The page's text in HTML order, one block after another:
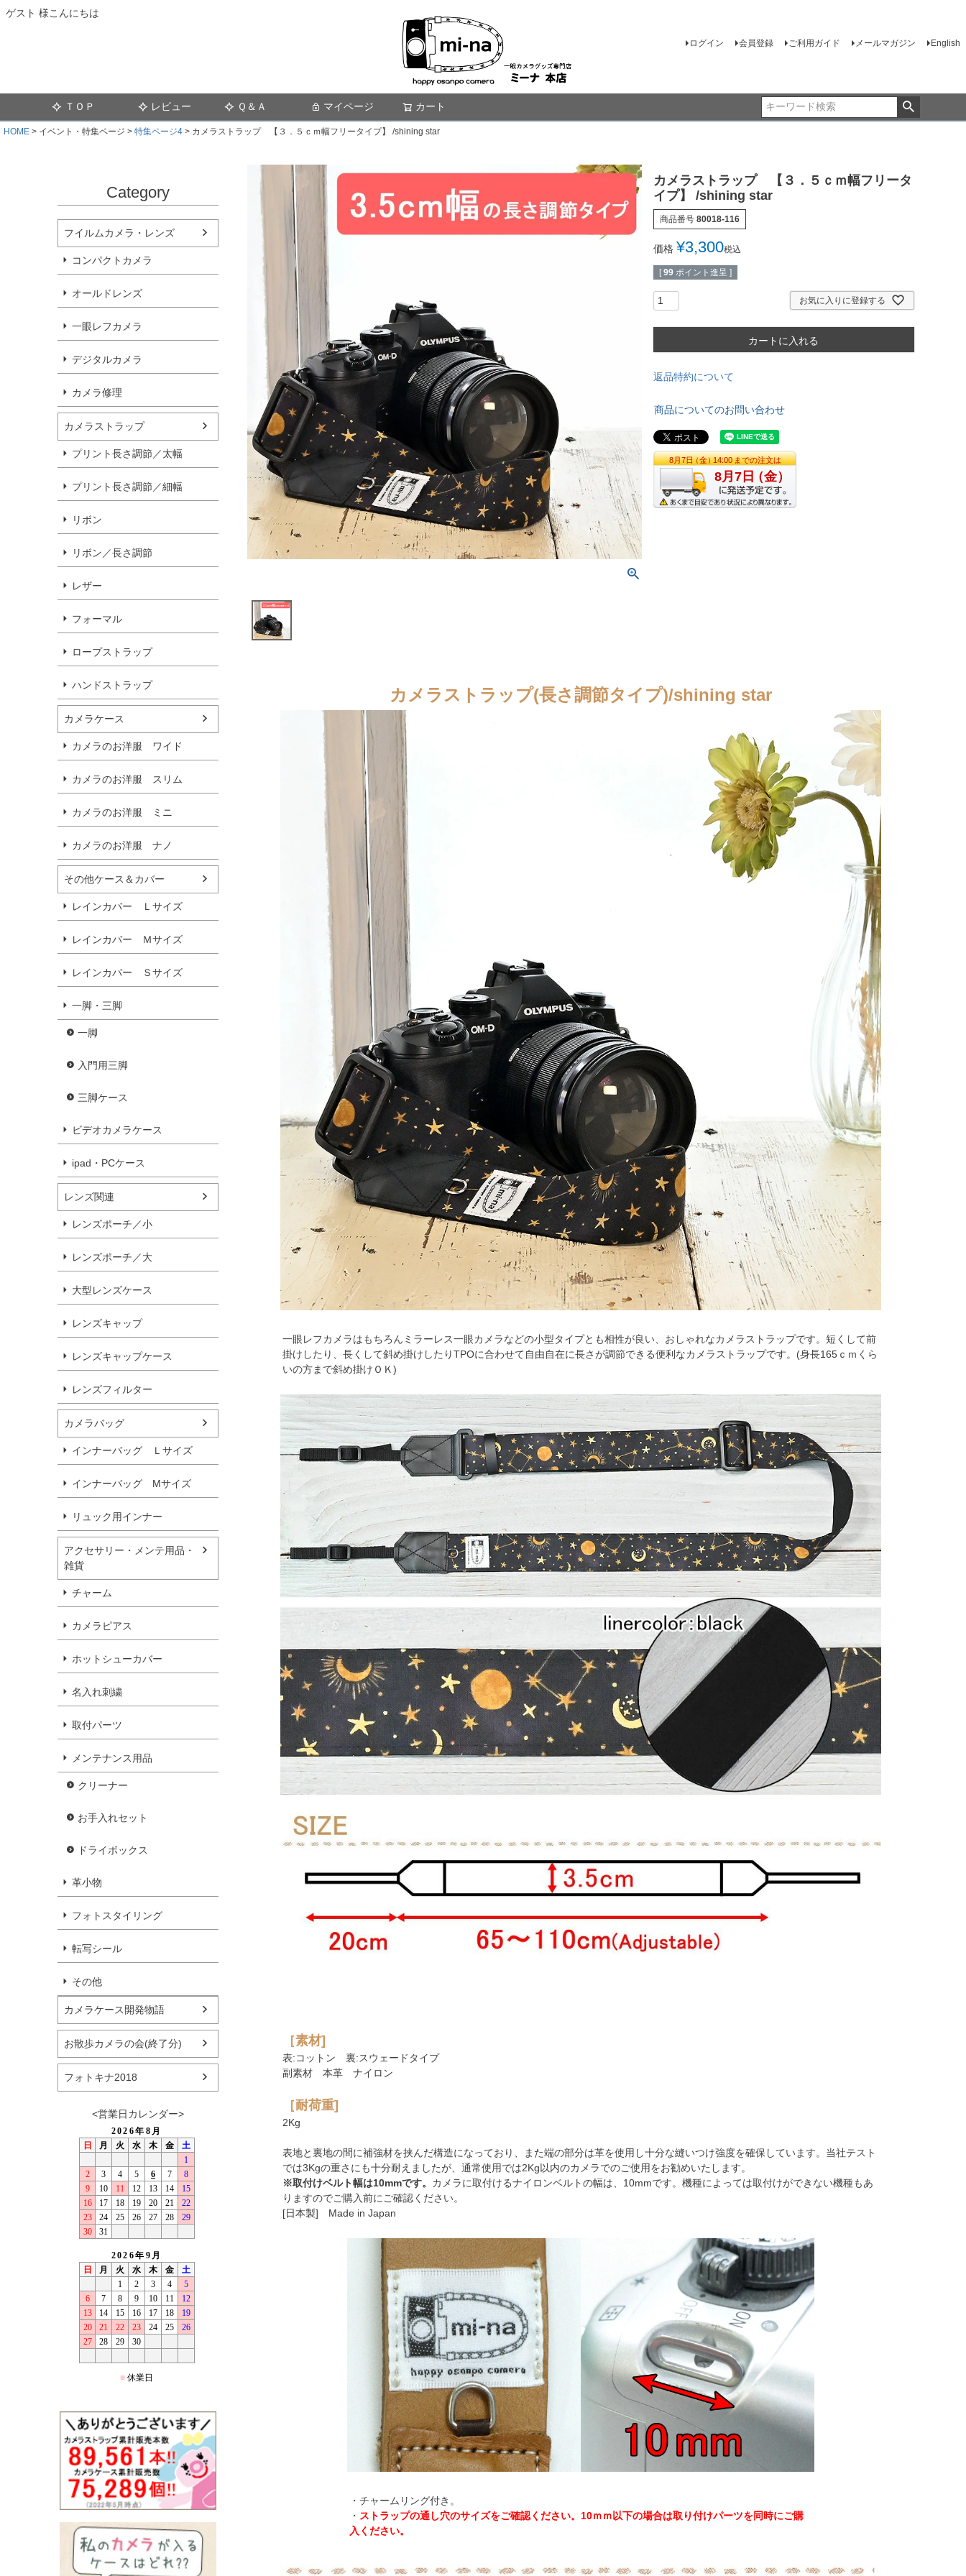
ゲスト 様こんにちは
ログイン 会員登録 ご利用ガイド メールマガジン English
ＴＯＰ レビュー Ｑ＆Ａ マイページ カート
HOME イベント・特集ページ 特集ページ4 カメラストラップ 【３．５ｃｍ幅フリータイプ】 /shining star
Category
フイルムカメラ・レンズ
コンパクトカメラ
オールドレンズ
一眼レフカメラ
デジタルカメラ
カメラ修理
カメラストラップ
プリント長さ調節／太幅
プリント長さ調節／細幅
リボン
リボン／長さ調節
レザー
フォーマル
ロープストラップ
ハンドストラップ
カメラケース
カメラのお洋服 ワイド
カメラのお洋服 スリム
カメラのお洋服 ミニ
カメラのお洋服 ナノ
その他ケース＆カバー
レインカバー Ｌサイズ
レインカバー Ｍサイズ
レインカバー Ｓサイズ
一脚・三脚
一脚
入門用三脚
三脚ケース
ビデオカメラケース
ipad・PCケース
レンズ関連
レンズポーチ／小
レンズポーチ／大
大型レンズケース
レンズキャップ
レンズキャップケース
レンズフィルター
カメラバッグ
インナーバッグ Ｌサイズ
インナーバッグ Мサイズ
リュック用インナー
アクセサリー・メンテ用品・
雑貨
チャーム
カメラピアス
ホットシューカバー
名入れ刺繍
取付パーツ
メンテナンス用品
クリーナー
お手入れセット
ドライボックス
革小物
フォトスタイリング
転写シール
その他
カメラケース開発物語
お散歩カメラの会(終了分)
フォトキナ2018
<営業日カレンダー>
カメラストラップ 【３．５ｃｍ幅フリータ
イプ】 /shining star
商品番号 80018-116
価格 ¥3,300税込
[ 99 ポイント進呈 ]
お気に入りに登録する
カートに入れる
返品特約について
商品についてのお問い合わせ
カメラストラップ(長さ調節タイプ)/shining star
一眼レフカメラはもちろんミラーレス一眼カメラなどの小型タイプとも相性が良い、おしゃれなカメラストラップです。短くして前
掛けしたり、長くして斜め掛けしたりTPOに合わせて自由自在に長さが調節できる便利なカメラストラップです。(身長165ｃｍくら
いの方まで斜め掛けＯＫ)
［素材]
表:コットン 裏:スウェードタイプ
副素材 本革 ナイロン
［耐荷重]
2Kg
表地と裏地の間に補強材を挟んだ構造になっており、また端の部分は革を使用し十分な縫いつけ強度を確保しています。当社テスト
では3Kgの重さにも十分耐えましたが、通常使用では2Kg以内のカメラでのご使用をお勧めいたします。
※取付けベルト幅は10mmです。 カメラに取付けるナイロンベルトの幅は、10mmです。機種によっては取付けができない機種もあ
りますのでご購入前にご確認ください。
[日本製] Made in Japan
・チャームリング付き。
・ ストラップの通し穴のサイズをご確認ください。10ｍｍ以下の場合は取り付けパーツを同時にご購
入ください。